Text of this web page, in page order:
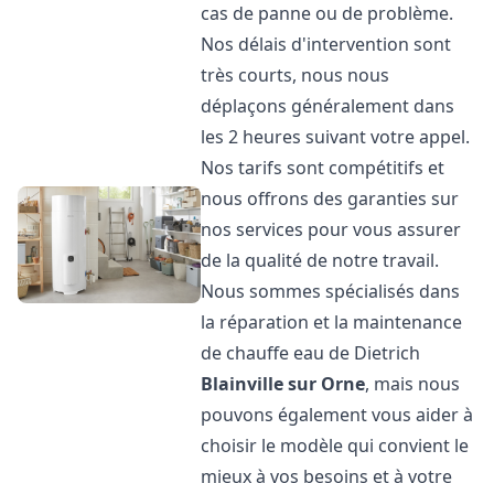
cas de panne ou de problème.
Nos délais d'intervention sont
très courts, nous nous
déplaçons généralement dans
les 2 heures suivant votre appel.
Nos tarifs sont compétitifs et
nous offrons des garanties sur
nos services pour vous assurer
de la qualité de notre travail.
Nous sommes spécialisés dans
la réparation et la maintenance
de chauffe eau de Dietrich
Blainville sur Orne, mais nous
pouvons également vous aider à
choisir le modèle qui convient le
mieux à vos besoins et à votre